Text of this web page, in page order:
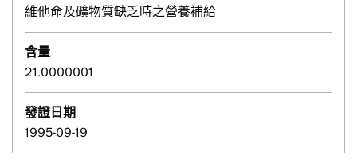
維他命及礦物質缺乏時之營養補給
含量
21.0000001
發證日期
1995-09-19